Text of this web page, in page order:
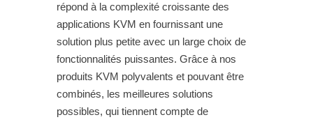
répond à la complexité croissante des
applications KVM en fournissant une
solution plus petite avec un large choix de
fonctionnalités puissantes. Grâce à nos
produits KVM polyvalents et pouvant être
combinés, les meilleures solutions
possibles, qui tiennent compte de